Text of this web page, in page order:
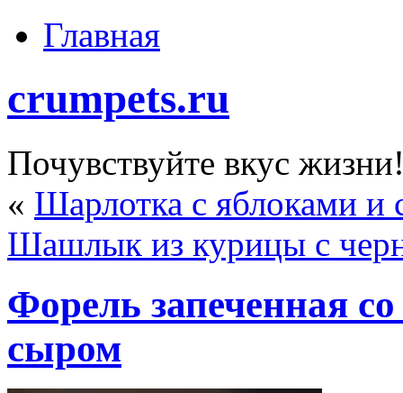
Главная
crumpets.ru
Почувствуйте вкус
« Шарлотка с яблоками и
Шашлык из курицы с
Форель запеченная
сыром